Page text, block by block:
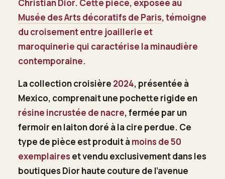
Christian Dior. Cette pièce, exposée au
Musée des Arts décoratifs de Paris, témoigne
du croisement entre joaillerie et
maroquinerie qui caractérise la minaudière
contemporaine.
La collection croisière 2024, présentée à
Mexico, comprenait une pochette rigide en
résine incrustée de nacre, fermée par un
fermoir en laiton doré à la cire perdue. Ce
type de pièce est produit àmoins de 50
exemplaires et vendu exclusivement dans les
boutiques Dior haute couture de l’avenue